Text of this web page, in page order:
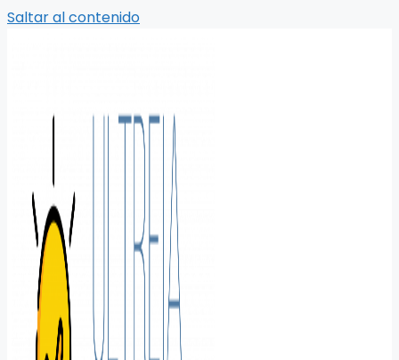
Saltar al contenido